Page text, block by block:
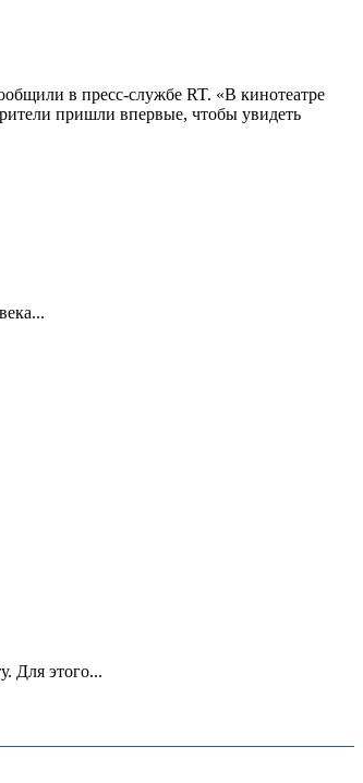
в пресс-службе RT. «В кинотеатре
пришли впервые, чтобы увидеть
Для этого...